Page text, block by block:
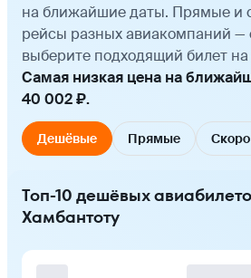
на ближайшие даты. Прямые и
рейсы разных авиакомпаний —
выберите подходящий билет на
Самая низкая цена на
40 002 ₽.
Дешёвые Прямые
Топ-10 дешёвых
Хамбантоту